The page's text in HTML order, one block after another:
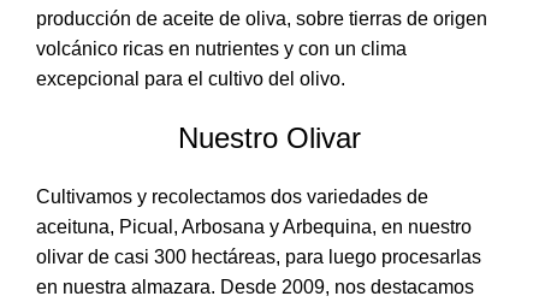
producción de aceite de oliva, sobre tierras de origen
volcánico ricas en nutrientes y con un clima
excepcional para el cultivo del olivo.
Nuestro Olivar
Cultivamos y recolectamos dos variedades de
aceituna, Picual, Arbosana y Arbequina, en nuestro
olivar de casi 300 hectáreas, para luego procesarlas
en nuestra almazara. Desde 2009, nos destacamos